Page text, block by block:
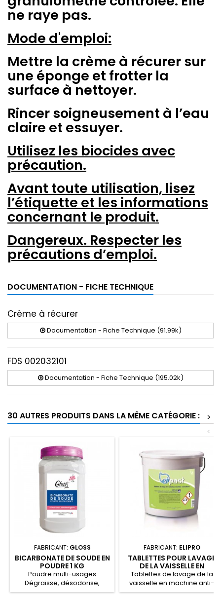
ne raye pas.
Mode d'emploi:
Mettre la crème à récurer sur
une éponge et frotter la
surface à nettoyer.
Rincer soigneusement à l’eau
claire et essuyer.
Utilisez les biocides avec
précaution.
Avant toute utilisation, lisez
l’étiquette et les informations
concernant le produit.
Dangereux. Respecter les
précautions d’emploi.
DOCUMENTATION - FICHE TECHNIQUE
Crème à récurer
Documentation - Fiche Technique (91.99k)
FDS 002032101
Documentation - Fiche Technique (195.02k)
30 AUTRES PRODUITS DANS LA MÊME CATÉGORIE :
>
<
FABRICANT: GLOSS
BICARBONATE DE SOUDE EN
POUDRE 1 KG
Poudre multi-usages
Dégraisse, désodorise,
assainit 100% naturel
FABRICANT: ELIPRO
TABLETTES POUR LAVAGE
DE LA VAISSELLE EN
MACHINE ANTI-CALCAIRE
10 KG
Tablettes de lavage de la
vaisselle en machine anti-
calcaire.